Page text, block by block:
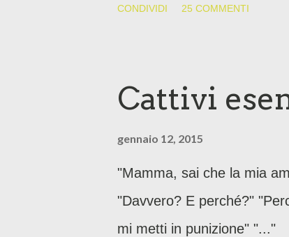
dovremmo protestare.
CONDIVIDI 25 COMMENTI
Cattivi
gennaio 12, 2015
"Mamma, sai che la mia
"Davvero? E perché?"
mi metti in punizione" "..."